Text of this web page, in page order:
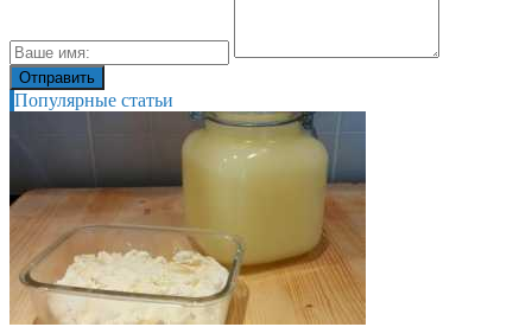
Популярные статьи